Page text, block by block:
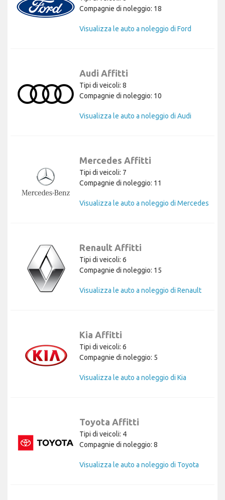
Compagnie di noleggio: 18
Visualizza le auto a noleggio di Ford
Audi Affitti
Tipi di veicoli: 8
Compagnie di noleggio: 10
Visualizza le auto a noleggio di Audi
Mercedes Affitti
Tipi di veicoli: 7
Compagnie di noleggio: 11
Visualizza le auto a noleggio di Mercedes
Renault Affitti
Tipi di veicoli: 6
Compagnie di noleggio: 15
Visualizza le auto a noleggio di Renault
Kia Affitti
Tipi di veicoli: 6
Compagnie di noleggio: 5
Visualizza le auto a noleggio di Kia
Toyota Affitti
Tipi di veicoli: 4
Compagnie di noleggio: 8
Visualizza le auto a noleggio di Toyota